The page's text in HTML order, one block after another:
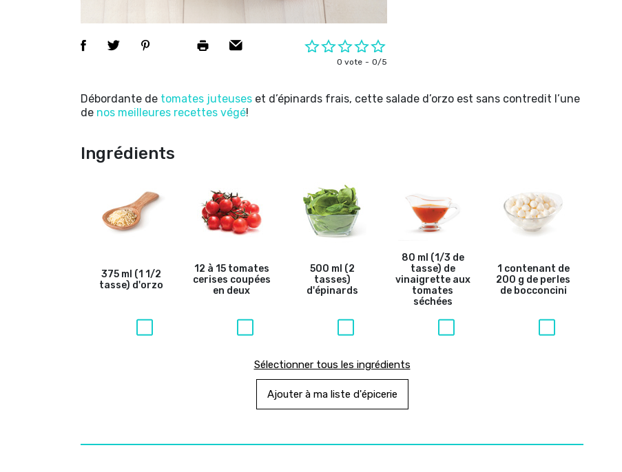
0 vote 0/5
Débordante de tomates juteuses et d’épinards frais, cette salade d’orzo est sans contredit l’une
de nos meilleures recettes végé!
Ingrédients
375 ml (1 1/2
tasse) d'orzo
12 à 15 tomates
cerises coupées
en deux
500 ml (2
tasses)
d'épinards
80 ml (1/3 de
tasse) de
vinaigrette aux
tomates
séchées
1 contenant de
200 g de perles
de bocconcini
Sélectionner tous les ingrédients
Ajouter à ma liste d'épicerie